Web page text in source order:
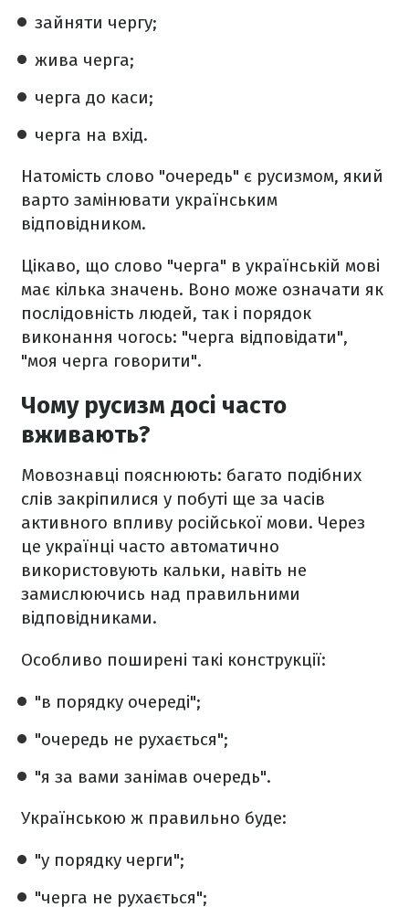
зайняти чергу;
жива черга;
черга до каси;
черга на вхід.
Натомість слово "очередь" є русизмом, який
варто замінювати українським
відповідником.
Цікаво, що слово "черга" в українській мові
має кілька значень. Воно може означати як
послідовність людей, так і порядок
виконання чогось: "черга відповідати",
"моя черга говорити".
Чому русизм досі часто
вживають?
Мовознавці пояснюють: багато подібних
слів закріпилися у побуті ще за часів
активного впливу російської мови. Через
це українці часто автоматично
використовують кальки, навіть не
замислюючись над правильними
відповідниками.
Особливо поширені такі конструкції:
"в порядку очереді";
"очередь не рухається";
"я за вами занімав очередь".
Українською ж правильно буде:
"у порядку черги";
"черга не рухається";